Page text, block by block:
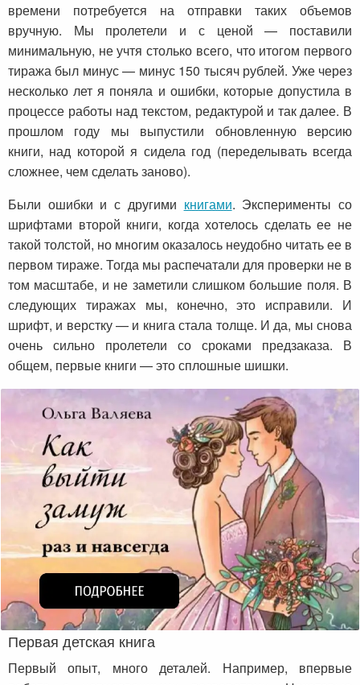
времени потребуется на отправки таких объемов
вручную. Мы пролетели и с ценой — поставили
минимальную, не учтя столько всего, что итогом первого
тиража был минус — минус 150 тысяч рублей. Уже через
несколько лет я поняла и ошибки, которые допустила в
процессе работы над текстом, редактурой и так далее. В
прошлом году мы выпустили обновленную версию
книги, над которой я сидела год (переделывать всегда
сложнее, чем сделать заново).
Были ошибки и с другими книгами. Эксперименты со
шрифтами второй книги, когда хотелось сделать ее не
такой толстой, но многим оказалось неудобно читать ее в
первом тираже. Тогда мы распечатали для проверки не в
том масштабе, и не заметили слишком большие поля. В
следующих тиражах мы, конечно, это исправили. И
шрифт, и верстку — и книга стала толще. И да, мы снова
очень сильно пролетели со сроками предзаказа. В
общем, первые книги — это сплошные шишки.
Первая детская книга
Первый опыт, много деталей. Например, впервые